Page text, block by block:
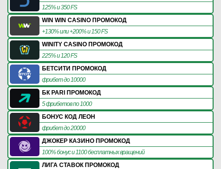
125% и 350 FS
WIN WIN CASINO ПРОМОКОД
+130% или +200% и 150 FS
WINITY CASINO ПРОМОКОД
225% и 120 FS
БЕТСИТИ ПРОМОКОД
фрибет до 10000
БК PARI ПРОМОКОД
5 фрибетов по 1000
БОНУС КОД ЛЕОН
фрибет до 20000
ДЖОКЕР КАЗИНО ПРОМОКОД
100% бонус и 1100 бесплатных вращений
ЛИГА СТАВОК ПРОМОКОД